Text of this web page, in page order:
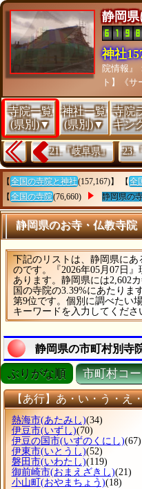
静岡
神社
院情報』
ト】《
寺院一覧
(県別)▼
神社一覧
(県別)▼
寺院
キン
21.『岐阜県』 23.
【 全国の寺院と神社(157,167)】 【 全
【 全国の寺院(76,660) 静岡県の
静岡県のお寺・仏教寺院
下記のリストは、静岡県に
のです。『2026年05月07日
あります。静岡県には2,602
国の寺院の3.39%にあたりま
第9位です。個別に調べたい
キーワードを入力してくださ
静岡県の市町村別寺
ぶりがな順 市町村コ
【あ行】あ・い・う・え
熱海市(あたみし)(34)
伊豆市(いずし)(70)
伊豆の国市(いずのくにし)
伊東市(いとうし)(52)
磐田市(いわたし)(119)
御前崎市(おまえざきし)
小山町 (おやまちょう)(18)